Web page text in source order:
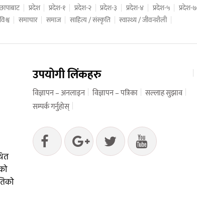
प्रदेश प्रदेश-१ प्रदेश-२ प्रदेश-३ प्रदेश-४ प्रदेश-५ प्रदेश-७
विश्व समाचार समाज साहित्य / संस्कृति स्वास्थ्य / जीवनशैली
उपयोगी लिंकहरु
विज्ञापन – अनलाइन विज्ञापन – पत्रिका सल्लाह सुझाव
सम्पर्क गर्नुहोस्